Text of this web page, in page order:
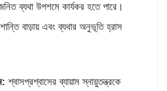
ব্যথা উপশমে কার্যকর হতে পারে।
বাড়ায় এবং ব্যথার অনুভূতি হ্রাস
: শ্বাসপ্রশ্বাসের ব্যায়াম স্নায়ুতন্ত্রকে